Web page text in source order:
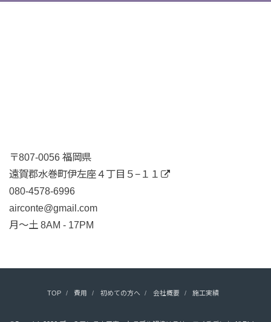
〒807-0056 福岡県
遠賀郡水巻町伊左座４丁目５−１１
080-4578-6996
airconte@gmail.com
月〜土 8AM - 17PM
TOP 費用 初めての方へ 会社概要 施工実績